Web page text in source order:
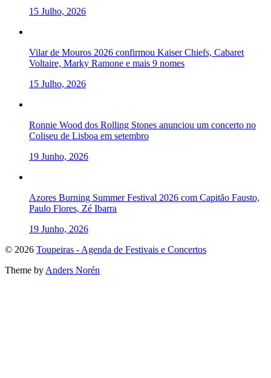
15 Julho, 2026
Vilar de Mouros 2026 confirmou Kaiser Chiefs, Cabaret
Voltaire, Marky Ramone e mais 9 nomes
15 Julho, 2026
Ronnie Wood dos Rolling Stones anunciou um concerto no
Coliseu de Lisboa em setembro
19 Junho, 2026
Azores Burning Summer Festival 2026 com Capitão Fausto,
Paulo Flores, Zé Ibarra
19 Junho, 2026
To
top
© 2026 Toupeiras - Agenda de Festivais e Concertos
Theme by Anders Norén